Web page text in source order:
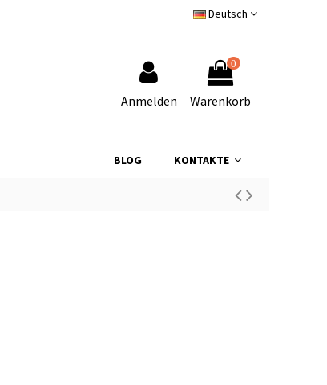
Deutsch
Anmelden
0
Warenkorb
KONTAKTE
BLOG